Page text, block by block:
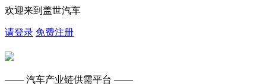
欢迎来到盖世汽车
请登录 免费注册
—— 汽车产业链供需平台 ——